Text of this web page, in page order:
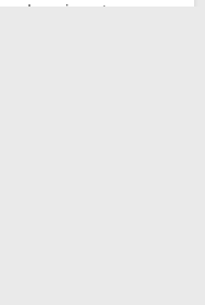
ad oggi conta,